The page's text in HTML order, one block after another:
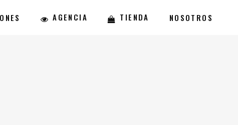
AGENCIA TIENDA NOSOTROS